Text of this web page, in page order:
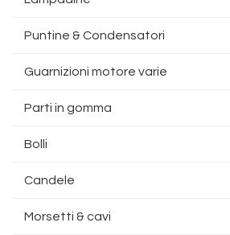
Puntine & Condensatori
Guarnizioni motore varie
Parti in gomma
Bolli
Candele
Morsetti & cavi